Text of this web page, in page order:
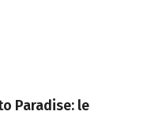
Paradise: le